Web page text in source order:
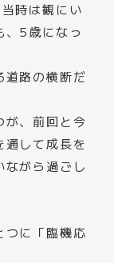
時は観にい
、5歳になっ
道路の横断だ
が、前回と今
通して成長を
ながら過ごし
つに「臨機応